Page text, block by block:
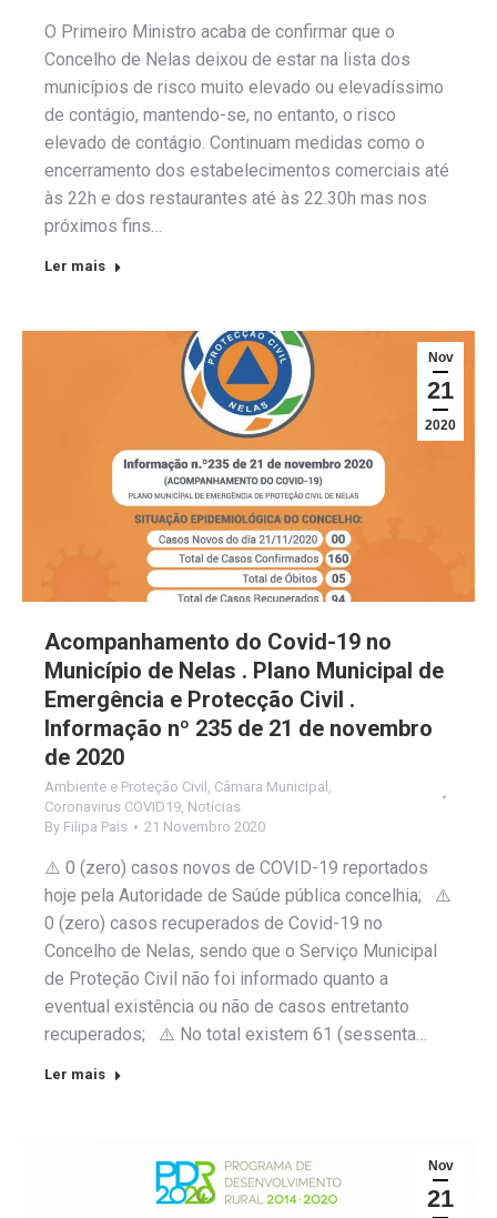
O Primeiro Ministro acaba de confirmar que o
Concelho de Nelas deixou de estar na lista dos
municípios de risco muito elevado ou elevadíssimo
de contágio, mantendo-se, no entanto, o risco
elevado de contágio. Continuam medidas como o
encerramento dos estabelecimentos comerciais até
às 22h e dos restaurantes até às 22.30h mas nos
próximos fins…
Ler mais
Nov
21
2020
Acompanhamento do Covid-19 no
Município de Nelas . Plano Municipal de
Emergência e Protecção Civil .
Informação nº 235 de 21 de novembro
de 2020
Ambiente e Proteção Civil Câmara Municipal
Coronavirus COVID19 Notícias
By Filipa Pais 21 Novembro 2020
⚠️ 0 (zero) casos novos de COVID-19 reportados
hoje pela Autoridade de Saúde pública concelhia; ⚠️
0 (zero) casos recuperados de Covid-19 no
Concelho de Nelas, sendo que o Serviço Municipal
de Proteção Civil não foi informado quanto a
eventual existência ou não de casos entretanto
recuperados; ⚠️ No total existem 61 (sessenta…
Ler mais
Nov
21